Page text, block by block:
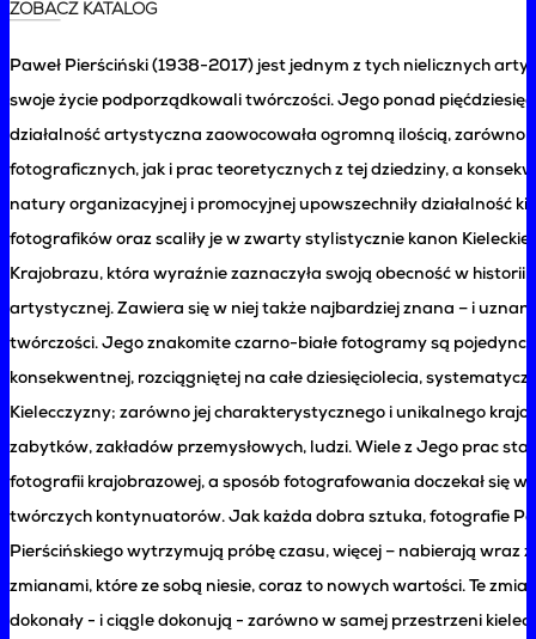
ZOBACZ KATALOG
Paweł Pierściński (1938-2017) jest jednym z tych nielicznych
swoje życie podporządkowali twórczości. Jego ponad
działalność artystyczna zaowocowała ogromną ilością, zarówno
fotograficznych, jak i prac teoretycznych z tej dziedziny, a
natury organizacyjnej i promocyjnej upowszechniły działalność
fotografików oraz scaliły je w zwarty stylistycznie kanon Kieleckiej
Krajobrazu, która wyraźnie zaznaczyła swoją obecność w historii
artystycznej. Zawiera się w niej także najbardziej znana – i
twórczości. Jego znakomite czarno-białe fotogramy są
konsekwentnej, rozciągniętej na całe dziesięciolecia,
Kielecczyzny; zarówno jej charakterystycznego i unikalnego
zabytków, zakładów przemysłowych, ludzi. Wiele z Jego prac
fotografii krajobrazowej, a sposób fotografowania doczekał się
twórczych kontynuatorów. Jak każda dobra sztuka, fotografie
Pierścińskiego wytrzymują próbę czasu, więcej – nabierają wraz z
zmianami, które ze sobą niesie, coraz to nowych wartości. Te
dokonały - i ciągle dokonują - zarówno w samej przestrzeni